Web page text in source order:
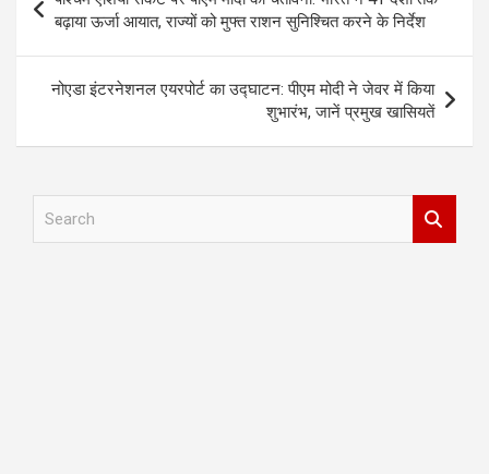
navigation
बढ़ाया ऊर्जा आयात, राज्यों को मुफ्त राशन सुनिश्चित करने के निर्देश
नोएडा इंटरनेशनल एयरपोर्ट का उद्घाटन: पीएम मोदी ने जेवर में किया
शुभारंभ, जानें प्रमुख खासियतें